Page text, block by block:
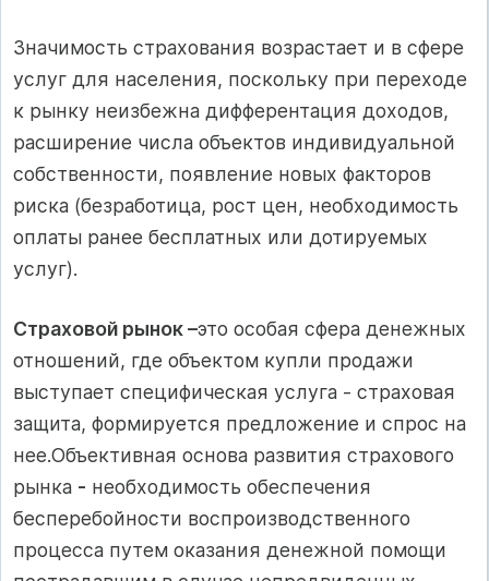
Значимость страхования возрастает и в сфере
услуг для населения, поскольку при переходе
к рынку неизбежна дифферентация доходов,
расширение числа объектов индивидуальной
собственности, появление новых факторов
риска (безработица, рост цен, необходимость
оплаты ранее бесплатных или дотируемых
услуг).
Страховой рынок –это особая сфера денежных
отношений, где объектом купли продажи
выступает специфическая услуга - страховая
защита, формируется предложение и спрос на
нее.Объективная основа развития страхового
рынка - необходимость обеспечения
бесперебойности воспроизводственного
процесса путем оказания денежной помощи